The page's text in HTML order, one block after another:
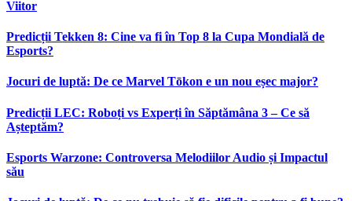
Viitor
Predicții Tekken 8: Cine va fi în Top 8 la Cupa Mondială de
Esports?
Jocuri de luptă: De ce Marvel Tōkon e un nou eșec major?
Predicții LEC: Roboți vs Experți în Săptămâna 3 – Ce să
Așteptăm?
Esports Warzone: Controversa Melodiilor Audio și Impactul
său